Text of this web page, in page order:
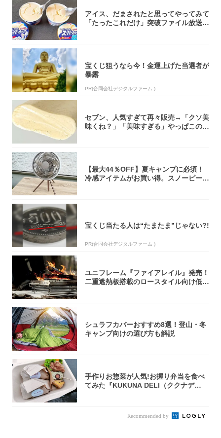
アイス、だまされたと思ってやってみて
「たったこれだけ」突破ファイル放送で
宝くじ狙うなら今！金運上げた当選者が
暴露
PR(合同会社デジタルファーム )
セブン、人気すぎて再々販売→「クソ美
味くね？」「美味すぎる」やっぱこのク
【最大44％OFF】夏キャンプに必須！
冷感アイテムがお買い得。スノーピー
宝くじ当たる人は“たまたま”じゃない?!
PR(合同会社デジタルファーム )
ユニフレーム『ファイアレイル』発売！
二重遮熱板搭載のロースタイル向け低型
シュラフカバーおすすめ8選！登山・冬
キャンプ向けの選び方も解説
手作りお惣菜が人気!お握り弁当を食べ
てみた『KUKUNA DELI（ククナデ
Recommended by